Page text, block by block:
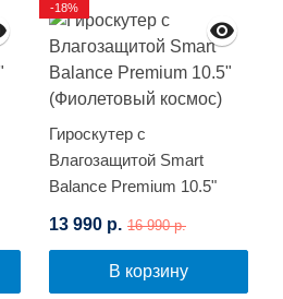
Гироскутер с
Влагозащитой Smart
Balance Premium 10.5"
13 990 р. 16 990 р.
В корзину
-18%